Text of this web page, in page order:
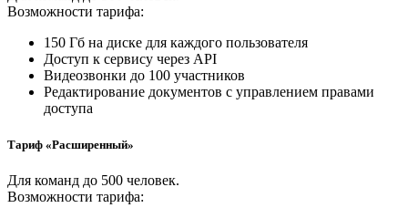
Возможности тарифа:
150 Гб на диске для каждого пользователя
Доступ к сервису через API
Видеозвонки до 100 участников
Редактирование документов с управлением правами
доступа
Тариф «Расширенный»
Для команд до 500 человек.
Возможности тарифа: